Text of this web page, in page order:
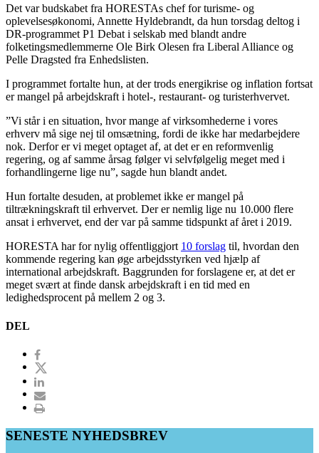
Det var budskabet fra HORESTAs chef for turisme- og
oplevelsesøkonomi, Annette Hyldebrandt, da hun torsdag deltog i
DR-programmet P1 Debat i selskab med blandt andre
folketingsmedlemmerne Ole Birk Olesen fra Liberal Alliance og
Pelle Dragsted fra Enhedslisten.
I programmet fortalte hun, at der trods energikrise og inflation fortsat
er mangel på arbejdskraft i hotel-, restaurant- og turisterhvervet.
”Vi står i en situation, hvor mange af virksomhederne i vores
erhverv må sige nej til omsætning, fordi de ikke har medarbejdere
nok. Derfor er vi meget optaget af, at det er en reformvenlig
regering, og af samme årsag følger vi selvfølgelig meget med i
forhandlingerne lige nu”, sagde hun blandt andet.
Hun fortalte desuden, at problemet ikke er mangel på
tiltrækningskraft til erhvervet. Der er nemlig lige nu 10.000 flere
ansat i erhvervet, end der var på samme tidspunkt af året i 2019.
HORESTA har for nylig offentliggjort 10 forslag til, hvordan den
kommende regering kan øge arbejdsstyrken ved hjælp af
international arbejdskraft. Baggrunden for forslagene er, at det er
meget svært at finde dansk arbejdskraft i en tid med en
ledighedsprocent på mellem 2 og 3.
DEL
SENESTE NYHEDSBREV